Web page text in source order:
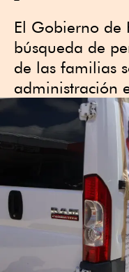
El Gobierno de
búsqueda de
de las familias
administración